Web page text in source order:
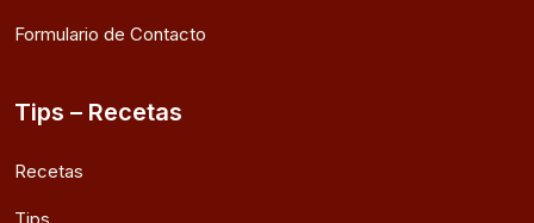
Formulario de Contacto
Tips – Recetas
Recetas
Tips